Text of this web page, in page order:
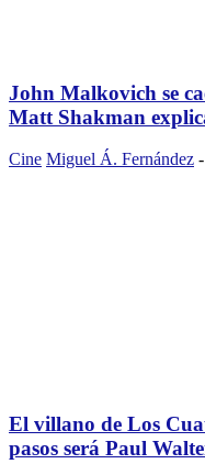
John Malkovich se
Matt Shakman
Cine Miguel Á. Fernández -
El villano de Los
pasos será Paul